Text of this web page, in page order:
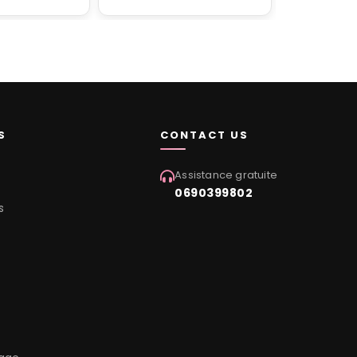
CONTACT US
Assistance gratuite
0690399802